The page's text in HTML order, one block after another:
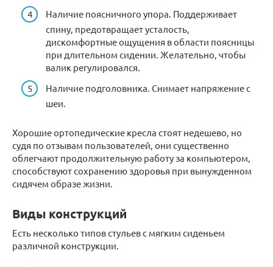
Наличие поясничного упора. Поддерживает
спину, предотвращает усталость,
дискомфортные ощущения в области поясницы
при длительном сидении. Желательно, чтобы
валик регулировался.
Наличие подголовника. Снимает напряжение с
шеи.
Хорошие ортопедические кресла стоят недешево, но
судя по отзывам пользователей, они существенно
облегчают продолжительную работу за компьютером,
способствуют сохранению здоровья при вынужденном
сидячем образе жизни.
Виды конструкций
Есть несколько типов стульев с мягким сиденьем
различной конструкции.